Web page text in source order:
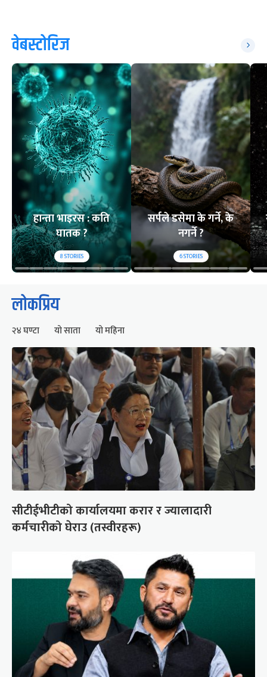
वेबस्टोरिज
हान्ता भाइरस : कति
घातक ?
8STORIES
सर्पले डसेमा के गर्ने, के
नगर्ने ?
6STORIES
लोकप्रिय
२४ घण्टा यो साता यो महिना
सीटीईभीटीको कार्यालयमा करार र ज्यालादारी
कर्मचारीको घेराउ (तस्वीरहरू)